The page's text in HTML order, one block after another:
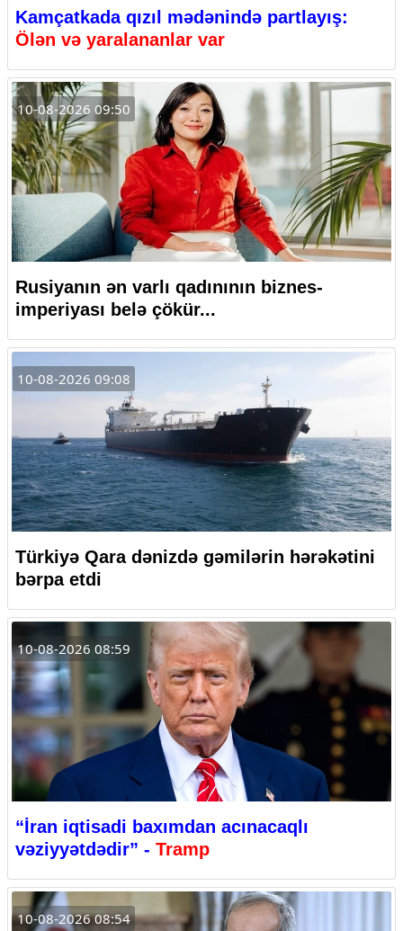
Kamçatkada qızıl mədənində partlayış:
Ölən və yaralananlar var
10-08-2026 09:50
Rusiyanın ən varlı qadınının biznes-
imperiyası belə çökür...
10-08-2026 09:08
Türkiyə Qara dənizdə gəmilərin hərəkətini
bərpa etdi
10-08-2026 08:59
“İran iqtisadi baxımdan acınacaqlı
vəziyyətdədir” - Tramp
10-08-2026 08:54